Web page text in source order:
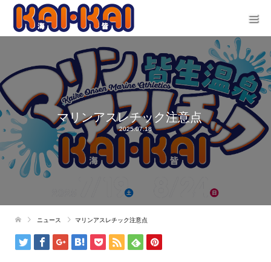
マリンアスレチック注意点
2025.07.18
ニュース マリンアスレチック注意点